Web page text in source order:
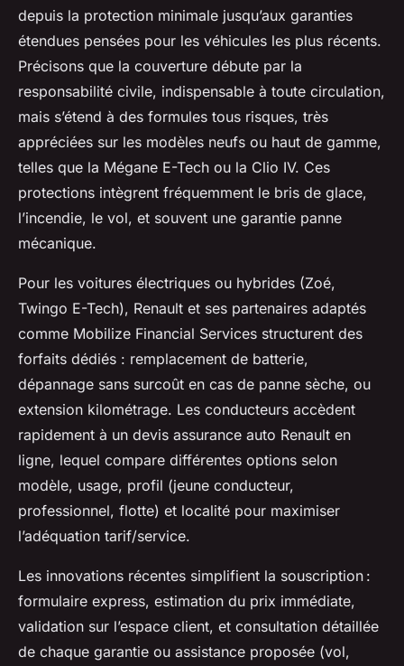
depuis la protection minimale jusqu’aux garanties
étendues pensées pour les véhicules les plus récents.
Précisons que la couverture débute par la
responsabilité civile, indispensable à toute circulation,
mais s’étend à des formules tous risques, très
appréciées sur les modèles neufs ou haut de gamme,
telles que la Mégane E-Tech ou la Clio IV. Ces
protections intègrent fréquemment le bris de glace,
l’incendie, le vol, et souvent une garantie panne
mécanique.
Pour les voitures électriques ou hybrides (Zoé,
Twingo E-Tech), Renault et ses partenaires adaptés
comme Mobilize Financial Services structurent des
forfaits dédiés : remplacement de batterie,
dépannage sans surcoût en cas de panne sèche, ou
extension kilométrage. Les conducteurs accèdent
rapidement à un devis assurance auto Renault en
ligne, lequel compare différentes options selon
modèle, usage, profil (jeune conducteur,
professionnel, flotte) et localité pour maximiser
l’adéquation tarif/service.
Les innovations récentes simplifient la souscription :
formulaire express, estimation du prix immédiate,
validation sur l’espace client, et consultation détaillée
de chaque garantie ou assistance proposée (vol,